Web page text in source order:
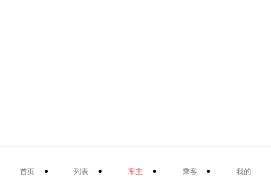
首页 列表 车主 乘客 我的